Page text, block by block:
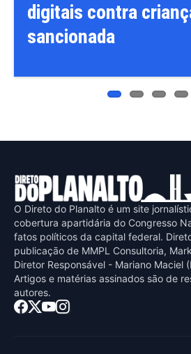
digitais contra
sancionada
O Direto do Planalto é um site
cobertura apartidária do Congresso
fatos políticos da capital federal.
publicaçāo de MMPL Consultoria,
Diretor Responsável - Mariano Maciel
Artigos e matérias assinados sāo de
autores.